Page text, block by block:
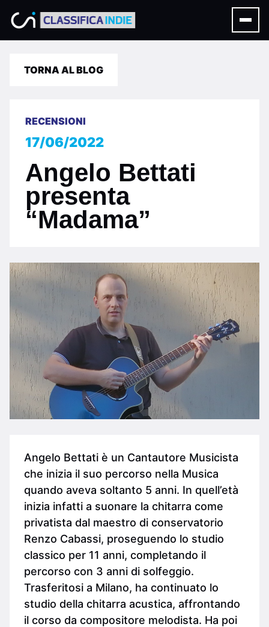
TORNA AL BLOG
RECENSIONI
17/06/2022
Angelo Bettati
presenta
“Madama”
Angelo Bettati è un Cantautore Musicista
che inizia il suo percorso nella Musica
quando aveva soltanto 5 anni. In quell’età
inizia infatti a suonare la chitarra come
privatista dal maestro di conservatorio
Renzo Cabassi, proseguendo lo studio
classico per 11 anni, completando il
percorso con 3 anni di solfeggio.
Trasferitosi a Milano, ha continuato lo
studio della chitarra acustica, affrontando
il corso da compositore melodista. Ha poi